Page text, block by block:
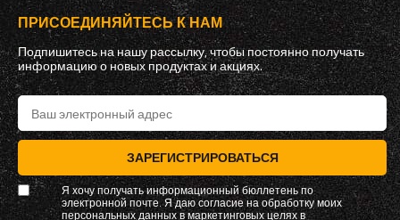
ПРИСОЕДИНЯЙТЕСЬ К НАМ
Подпишитесь на нашу рассылку, чтобы постоянно получать
информацию о новых продуктах и ​​акциях.
ЗАРЕГИСТРИРОВАТЬСЯ
Я хочу получать информационный бюллетень по
электронной почте. Я даю согласие на обработку моих
персональных данных в маркетинговых целях в